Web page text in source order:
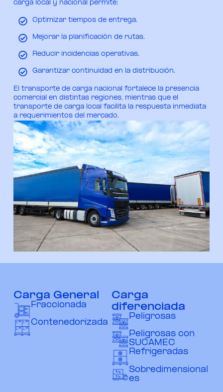
carga local y nacional permite:
Optimizar tiempos de entrega.
Mejorar la planificación de rutas.
Reducir incidencias operativas.
Garantizar continuidad en la distribución.
El transporte de carga nacional fortalece la presencia
comercial en distintas regiones, mientras que el
transporte de carga local facilita la respuesta inmediata
a requerimientos del mercado.
Carga General
Fraccionada
Contenedorizada
Carga
diferenciada
Peligrosas
Peligrosas con
SUCAMEC
Refrigeradas
Sobredimensional
es